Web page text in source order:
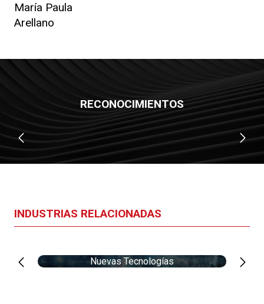
María Paula
Arellano
RECONOCIMIENTOS
INDUSTRIAS RELACIONADAS
Nuevas Tecnologías